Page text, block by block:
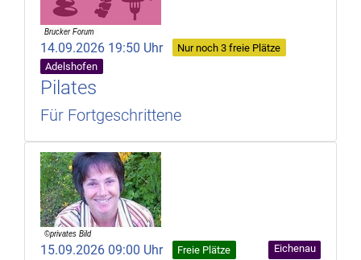
14.09.2026 19:50 Uhr
Nur noch 3 freie Plätze
Adelshofen
Pilates
Für Fortgeschrittene
15.09.2026 09:00 Uhr Freie Plätze Eichenau